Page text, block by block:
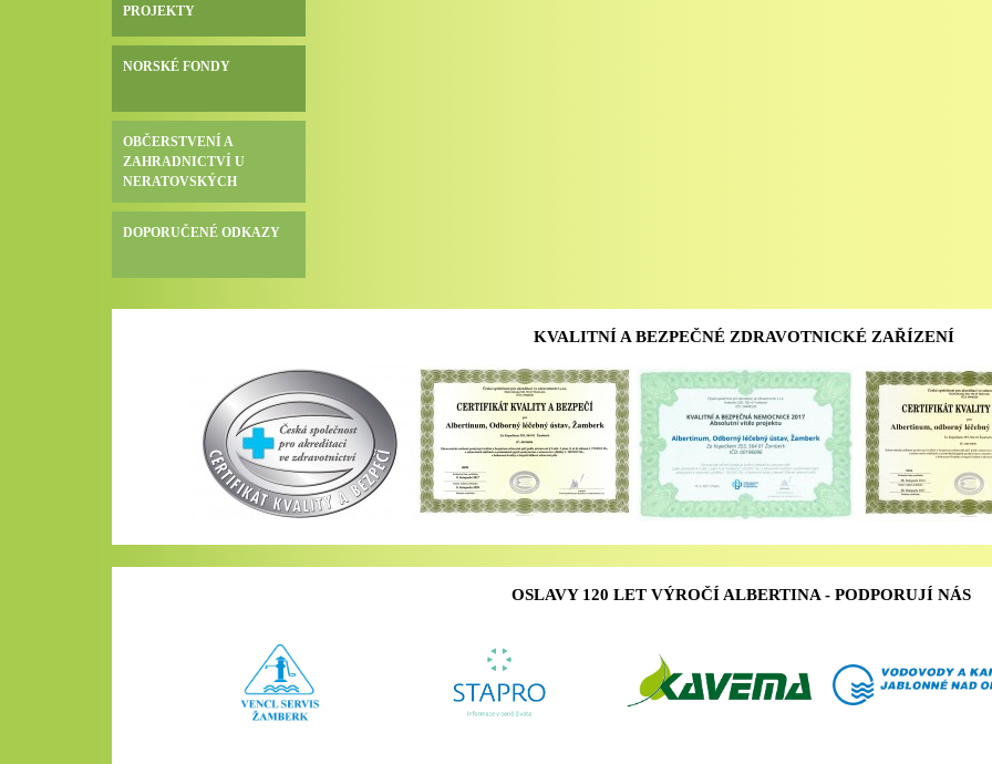
PROJEKTY
NORSKÉ FONDY
OBČERSTVENÍ A
ZAHRADNICTVÍ U
NERATOVSKÝCH
DOPORUČENÉ ODKAZY
KVALITNÍ A BEZPEČNÉ ZDRAVOTNICKÉ ZAŘÍZENÍ
OSLAVY 120 LET VÝROČÍ ALBERTINA - PODPORUJÍ NÁS